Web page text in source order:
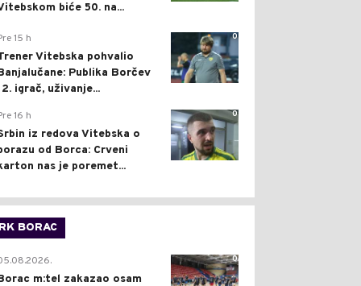
biće 50. na...
0
15 h
Vitebska pohvalio
Publika Borčev
igrač, uživanje...
0
16 h
iz redova Vitebska o
od Borca: Crveni
nas je poremet...
RK BORAC
0
m:tel zakazao osam